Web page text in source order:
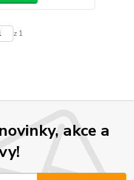
z 1
akce a